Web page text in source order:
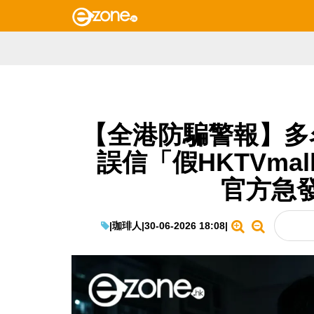
【全港防騙警報】
誤信「假
官方急
|珈琲人|30-06-2026 18:08|